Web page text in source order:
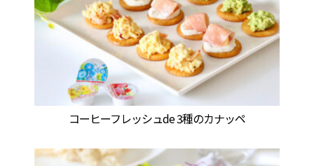
コーヒーフレッシュde 3種のカナッペ